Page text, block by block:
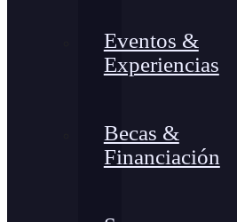
Eventos &
Experiencias
Becas &
Financiación